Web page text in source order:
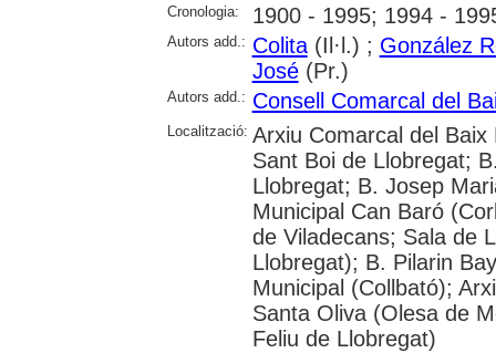
Cronologia: 1900 - 1995; 1994 -
Autors add.: Colita(Il·l.) ; González
José(Pr.)
Autors add.: Consell Comarcal del
Localització: Arxiu Comarcal del
Sant Boi de Llobregat;
Llobregat; B. Josep
Municipal Can Baró
de Viladecans; Sala de
Llobregat); B. Pilarin
Municipal (Collbató);
Santa Oliva (Olesa de
Feliu de Llobregat)